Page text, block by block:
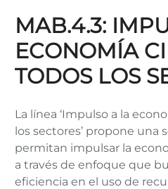
MAB.4.3:
ECONOMÍA
TODOS LOS
La línea ‘Impulso a la
los sectores’ propone una
permitan impulsar la
a través de enfoque que
eficiencia en el uso de